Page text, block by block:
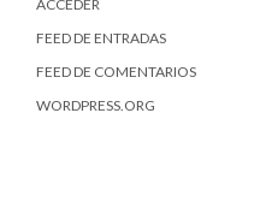
ACCEDER
FEED DE ENTRADAS
FEED DE COMENTARIOS
WORDPRESS.ORG